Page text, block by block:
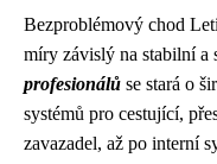
Bezproblémový chod
míry závislý na stabilní a
profesionálů se stará o
systémů pro cestující,
zavazadel, až po interní